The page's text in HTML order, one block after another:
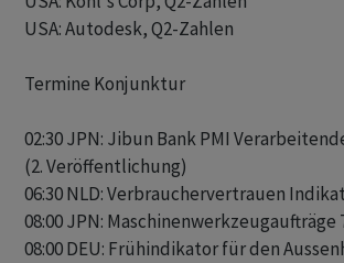
USA: Autodesk, Q2-Zahlen
Termine Konjunktur
02:30 JPN: Jibun Bank PMI
(2. Veröffentlichung)
06:30 NLD: Verbrauchervertrauen
08:00 JPN:
08:00 DEU: Frühindikator für den